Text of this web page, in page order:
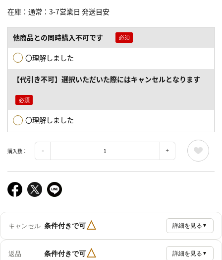
在庫 通常：3-7営業日 発送目安
他商品との同時購入不可です
〇理解しました
【代引き不可】選択いただいた際にはキャンセルとなります
〇理解しました
購入数：
キャンセル 条件付きで可△ 詳細を見る ▼
返品 条件付きで可△ 詳細を見る ▼